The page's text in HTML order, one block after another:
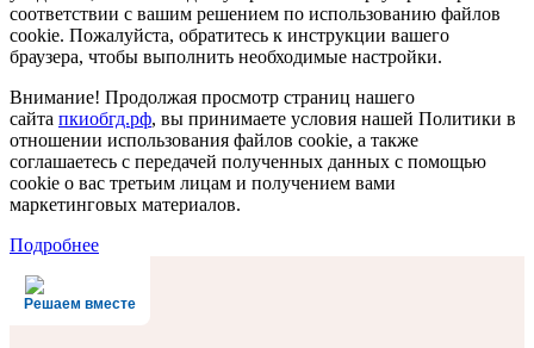
соответствии с вашим решением по использованию файлов
cookie. Пожалуйста, обратитесь к инструкции вашего
браузера, чтобы выполнить необходимые настройки.
Внимание! Продолжая просмотр страниц нашего
сайта пкиобгд.рф, вы принимаете условия нашей Политики в
отношении использования файлов cookie, а также
соглашаетесь с передачей полученных данных с помощью
cookie о вас третьим лицам и получением вами
маркетинговых материалов.
Подробнее
Решаем вместе